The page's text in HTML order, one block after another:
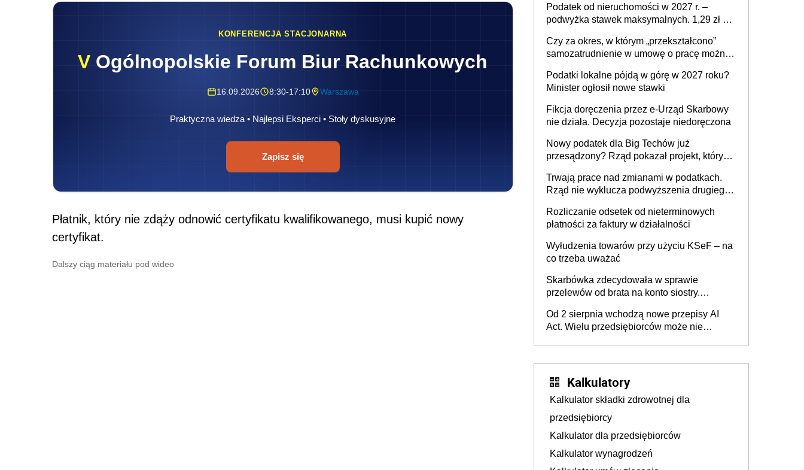
KONFERENCJA STACJONARNA
V Ogólnopolskie Forum Biur Rachunkowych
16.09.2026 8:30-17:10 Warszawa
Praktyczna wiedza • Najlepsi Eksperci • Stoły dyskusyjne
Zapisz się
Płatnik, który nie zdąży odnowić certyfikatu kwalifikowanego, musi kupić nowy
certyfikat.
Dalszy ciąg materiału pod wideo
Podatek od nieruchomości w 2027 r. –
podwyżka stawek maksymalnych. 1,29 zł za
budynków i lokali związanych z
prowadzeniem działalności gospodarczej
Czy za okres, w którym „przekształcono”
samozatrudnienie w umowę o pracę można
umowy cywilnoprawnej jedynym
racjonalnym wyjściem
Podatki lokalne pójdą w górę w 2027 roku?
Minister ogłosił nowe stawki
Fikcja doręczenia przez e-Urząd Skarbowy
nie działa. Decyzja pozostaje niedoręczona
Nowy podatek dla Big Techów już
przesądzony? Rząd pokazał projekt, który
Trwają prace nad zmianami w podatkach.
Rząd nie wyklucza podwyższenia drugiego
Rozliczanie odsetek od nieterminowych
płatności za faktury w działalności
Wyłudzenia towarów przy użyciu KSeF – na
co trzeba uważać
Skarbówka zdecydowała w sprawie
przelewów od brata na konto siostry.
darowizna, ale podatku jednak nie będzie
Od 2 sierpnia wchodzą nowe przepisy AI
Act. Wielu przedsiębiorców może nie
Kalkulatory
Kalkulator składki zdrowotnej dla
przedsiębiorcy
Kalkulator dla przedsiębiorców
Kalkulator wynagrodzeń